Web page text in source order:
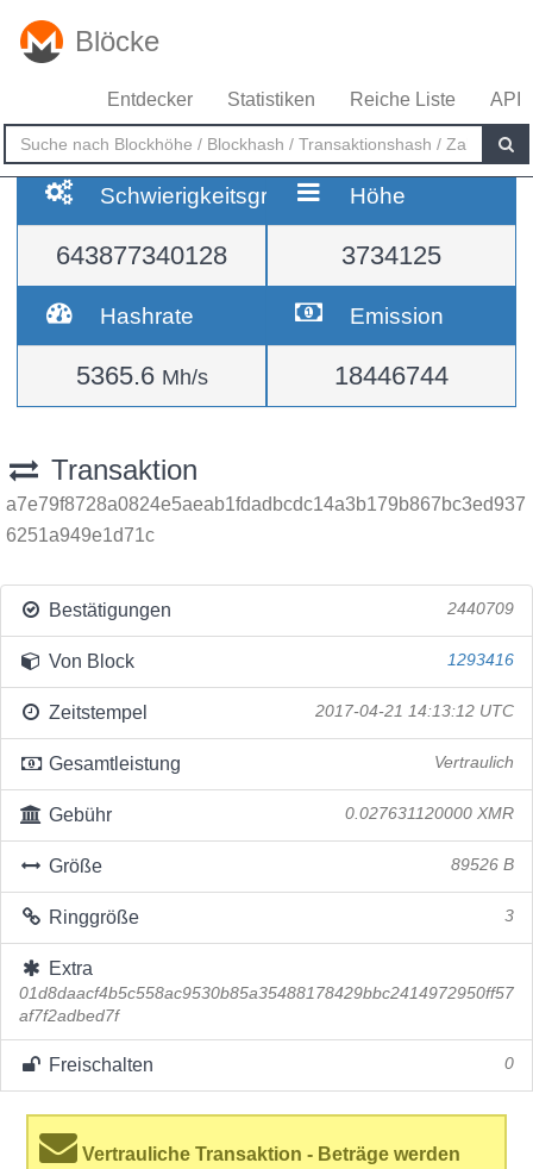
Blöcke
Entdecker Statistiken Reiche Liste API
Schwierigkeitsgrad
643877340128
Höhe
3734125
Hashrate
5365.6 Mh/s
Emission
18446744
Transaktion
a7e79f8728a0824e5aeab1fdadbcdc14a3b179b867bc3ed937
6251a949e1d71c
Bestätigungen 2440709
Von Block 1293416
Zeitstempel 2017-04-21 14:13:12 UTC
Gesamtleistung Vertraulich
Gebühr 0.027631120000 XMR
Größe 89526 B
Ringgröße 3
Extra
01d8daacf4b5c558ac9530b85a35488178429bbc2414972950ff57
af7f2adbed7f
Freischalten 0
Vertrauliche Transaktion - Beträge werden